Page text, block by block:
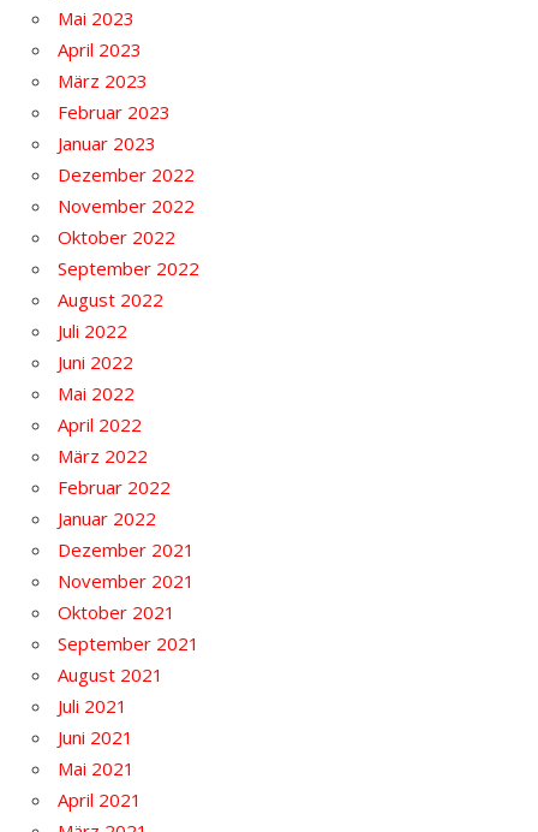
Mai 2023
April 2023
März 2023
Februar 2023
Januar 2023
Dezember 2022
November 2022
Oktober 2022
September 2022
August 2022
Juli 2022
Juni 2022
Mai 2022
April 2022
März 2022
Februar 2022
Januar 2022
Dezember 2021
November 2021
Oktober 2021
September 2021
August 2021
Juli 2021
Juni 2021
Mai 2021
April 2021